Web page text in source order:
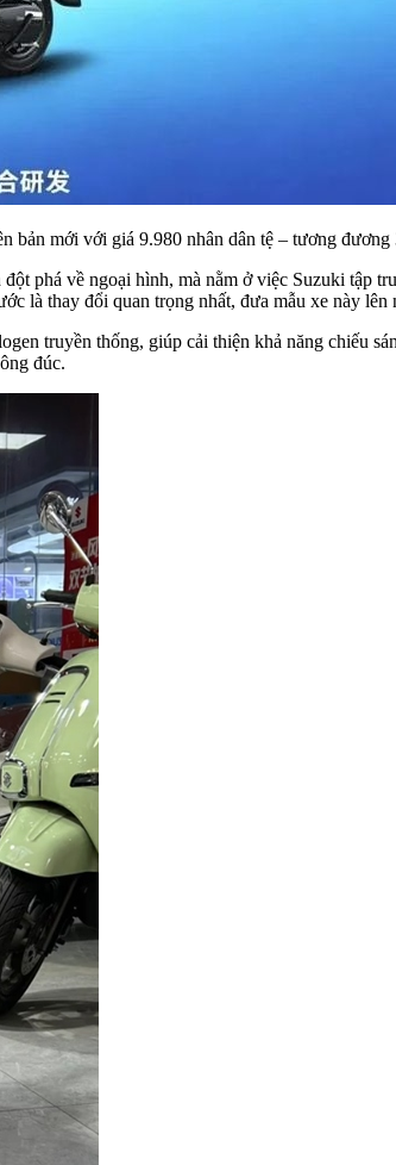
mới với giá 9.980 nhân dân tệ – tương đương
phá về ngoại hình, mà nằm ở việc Suzuki tập
là thay đổi quan trọng nhất, đưa mẫu xe này
truyền thống, giúp cải thiện khả năng chiếu
đúc.